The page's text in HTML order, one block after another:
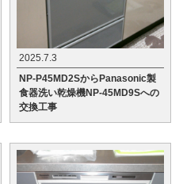
2025.7.3
NP-P45MD2SからPanasonic製
食器洗い乾燥機NP-45MD9Sへの
交換工事